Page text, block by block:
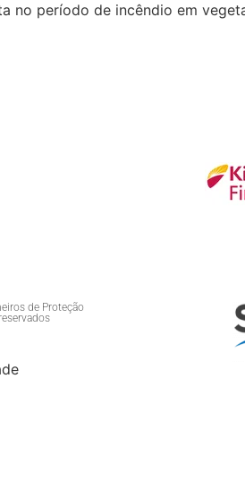
período de incêndio em
de Proteção